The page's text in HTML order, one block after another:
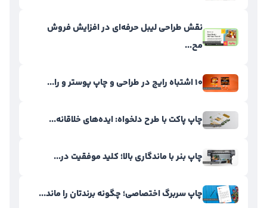
نقش طراحی لیبل حرفه‌ای در افزایش فروش
مح...
۱۰ اشتباه رایج در طراحی و چاپ پوستر و را...
چاپ پاکت با طرح دلخواه: ایده‌های خلاقانه...
چاپ بنر با ماندگاری بالا؛ کلید موفقیت در...
چاپ سربرگ اختصاصی؛ چگونه برندتان را ماند...